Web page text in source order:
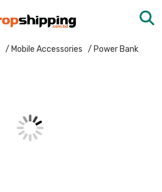
/ Mobile Accessories / Power Bank